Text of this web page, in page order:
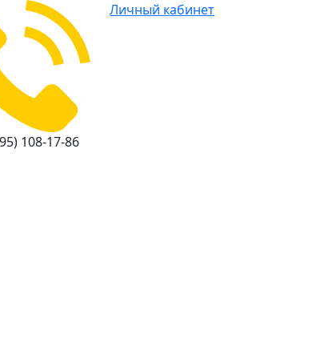
108-17-86
Личный кабинет